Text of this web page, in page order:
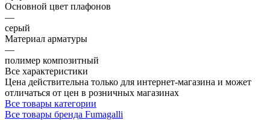
Основной цвет плафонов
—
серый
Материал арматуры
—
полимер композитный
Все характеристики
Цена действительна только для интернет-магазина и может
отличаться от цен в розничных магазинах
Все товары категории
Все товары бренда Fumagalli